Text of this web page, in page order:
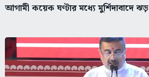
আগামী কয়েক ঘণ্টার মধ্যে মুর্শিদাবাদে ঝড়-